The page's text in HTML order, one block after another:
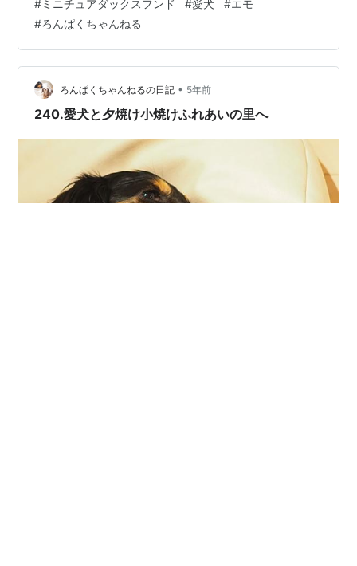
クさんが甘えん坊してる動画がエモくなった。 おじいさ
んとわんこで なかなかいい思い出になりそう。 いつか見
返して号泣するな。 夜の風と風鈴がとても良い。 飼い主
よりとーちゃんが好きなハクさん 保護犬をもっと身近に
感じてほしい！YouTubeやっています！ https://www…
#ミニチュアダックスフンド #愛犬 #エモ
#ろんぱくちゃんねる
ろんぱくちゃんねるの日記 • 5年前
240.愛犬と夕焼け小焼けふれあいの里へ